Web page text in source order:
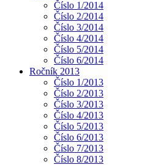
Číslo 1/2014
Číslo 2/2014
Číslo 3/2014
Číslo 4/2014
Číslo 5/2014
Číslo 6/2014
Ročník 2013
Číslo 1/2013
Číslo 2/2013
Číslo 3/2013
Číslo 4/2013
Číslo 5/2013
Číslo 6/2013
Číslo 7/2013
Číslo 8/2013